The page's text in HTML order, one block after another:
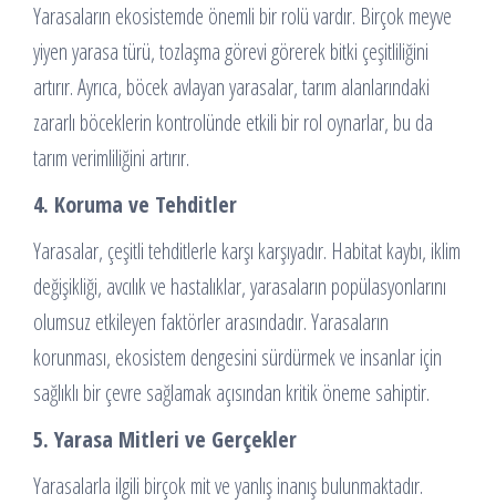
Yarasaların ekosistemde önemli bir rolü vardır. Birçok meyve
yiyen yarasa türü, tozlaşma görevi görerek bitki çeşitliliğini
artırır. Ayrıca, böcek avlayan yarasalar, tarım alanlarındaki
zararlı böceklerin kontrolünde etkili bir rol oynarlar, bu da
tarım verimliliğini artırır.
4. Koruma ve Tehditler
Yarasalar, çeşitli tehditlerle karşı karşıyadır. Habitat kaybı, iklim
değişikliği, avcılık ve hastalıklar, yarasaların popülasyonlarını
olumsuz etkileyen faktörler arasındadır. Yarasaların
korunması, ekosistem dengesini sürdürmek ve insanlar için
sağlıklı bir çevre sağlamak açısından kritik öneme sahiptir.
5. Yarasa Mitleri ve Gerçekler
Yarasalarla ilgili birçok mit ve yanlış inanış bulunmaktadır.